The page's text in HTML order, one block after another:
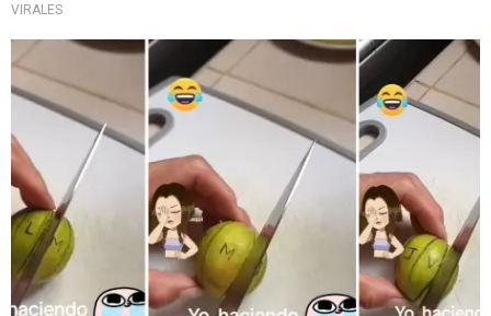
VIRALES
Por aumento del precio